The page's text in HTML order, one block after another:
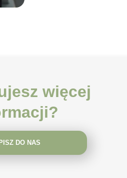
więcej
DO NAS